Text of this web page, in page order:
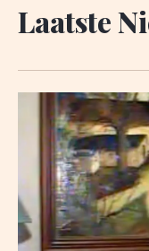
Laatste